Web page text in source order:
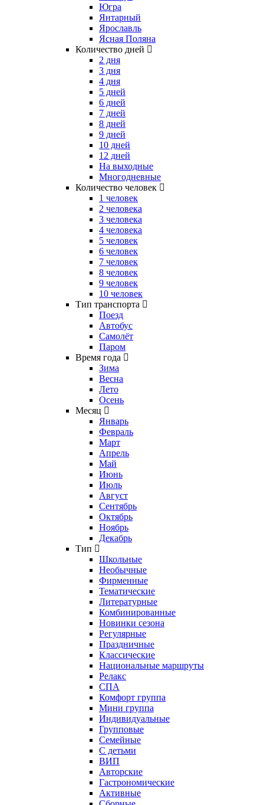
Югра
Янтарный
Ярославль
Ясная Поляна
Количество дней
2 дня
3 дня
4 дня
5 дней
6 дней
7 дней
8 дней
9 дней
10 дней
12 дней
На выходные
Многодневные
Количество человек
1 человек
2 человека
3 человека
4 человека
5 человек
6 человек
7 человек
8 человек
9 человек
10 человек
Тип транспорта
Поезд
Автобус
Самолёт
Паром
Время года
Зима
Весна
Лето
Осень
Месяц
Январь
Февраль
Март
Апрель
Май
Июнь
Июль
Август
Сентябрь
Октябрь
Ноябрь
Декабрь
Тип
Школьные
Необычные
Фирменные
Тематические
Литературные
Комбинированные
Новинки сезона
Регулярные
Праздничные
Классические
Национальные маршруты
Релакс
СПА
Комфорт группа
Мини группа
Индивидуальные
Групповые
Семейные
С детьми
ВИП
Авторские
Гастрономические
Активные